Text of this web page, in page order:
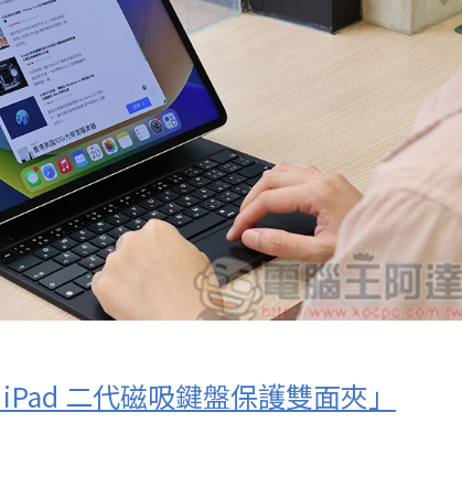
二代磁吸鍵盤保護雙面夾」